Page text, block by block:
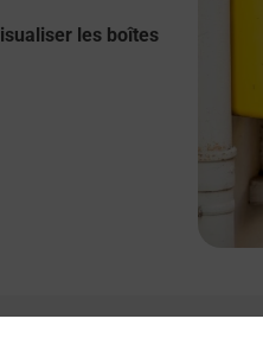
les boîtes